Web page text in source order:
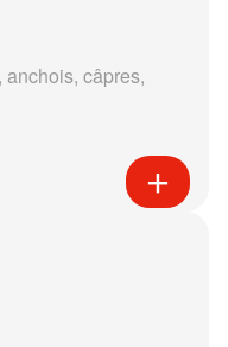
câpres,